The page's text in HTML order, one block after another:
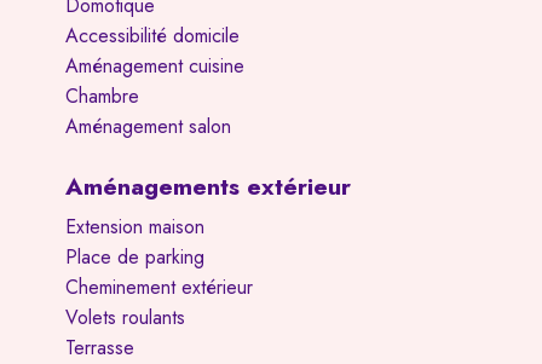
Domotique
Accessibilité domicile
Aménagement cuisine
Chambre
Aménagement salon
Aménagements extérieur
Extension maison
Place de parking
Cheminement extérieur
Volets roulants
Terrasse